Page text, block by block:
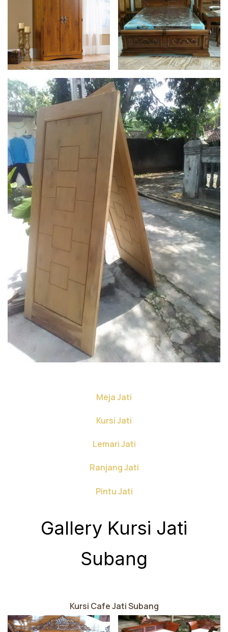
Meja Jati
Kursi Jati
Lemari Jati
Ranjang Jati
Pintu Jati
Gallery Kursi Jati
Subang
Kursi Cafe Jati Subang